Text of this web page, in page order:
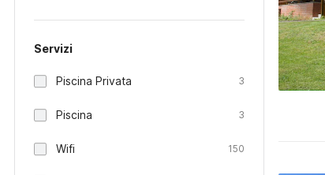
Servizi
Piscina Privata 3
Piscina 3
Wifi 150